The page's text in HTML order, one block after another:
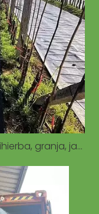
Estera de malas hierbas, tela antihierba, granja, jardín, verduras, control de malas hierbas, estera antihierba